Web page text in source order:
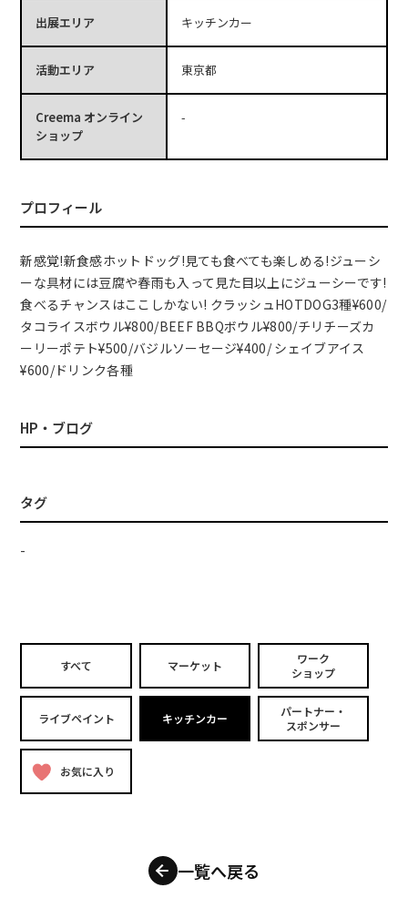
出展エリア キッチンカー
活動エリア 東京都
Creema オンライン
ショップ
-
プロフィール
新感覚!新食感ホットドッグ!見ても食べても楽しめる!ジューシ
ーな具材には豆腐や春雨も入って見た目以上にジューシーです!
食べるチャンスはここしかない! クラッシュHOTDOG3種¥600/
タコライスボウル¥800/BEEF BBQボウル¥800/チリチーズカ
ーリーポテト¥500/バジルソーセージ¥400/ シェイブアイス
¥600/ドリンク各種
HP・ブログ
タグ
-
すべて マーケット
ワーク
ショップ
ライブペイント キッチンカー
パートナー・
スポンサー
お気に入り
一覧へ戻る